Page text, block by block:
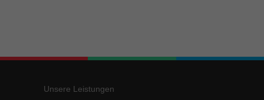
Unsere Leistungen